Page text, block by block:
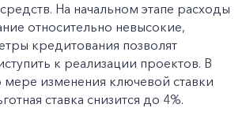
На начальном этапе расходы
относительно невысокие,
кредитования позволят
к реализации проектов. В
изменения ключевой ставки
ставка снизится до 4%.